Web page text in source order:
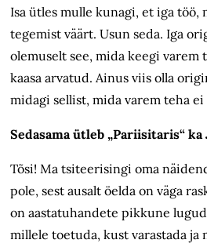
Isa ütles mulle kunagi, et iga töö,
tegemist väärt. Usun seda. Iga
olemuselt see, mida keegi varem
kaasa arvatud. Ainus viis olla
midagi sellist, mida varem teha ei
Sedasama ütleb „Pariisitaris“ ka
Tõsi! Ma tsiteerisingi oma
pole, sest ausalt öelda on väga
on aastatuhandete pikkune
millele toetuda, kust varastada ja